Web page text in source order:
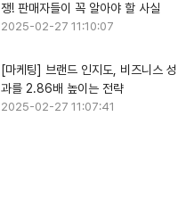
쟁! 판매자들이 꼭 알아야 할 사실
2025-02-27 11:10:07
[마케팅] 브랜드 인지도, 비즈니스 성
과를 2.86배 높이는 전략
2025-02-27 11:07:41